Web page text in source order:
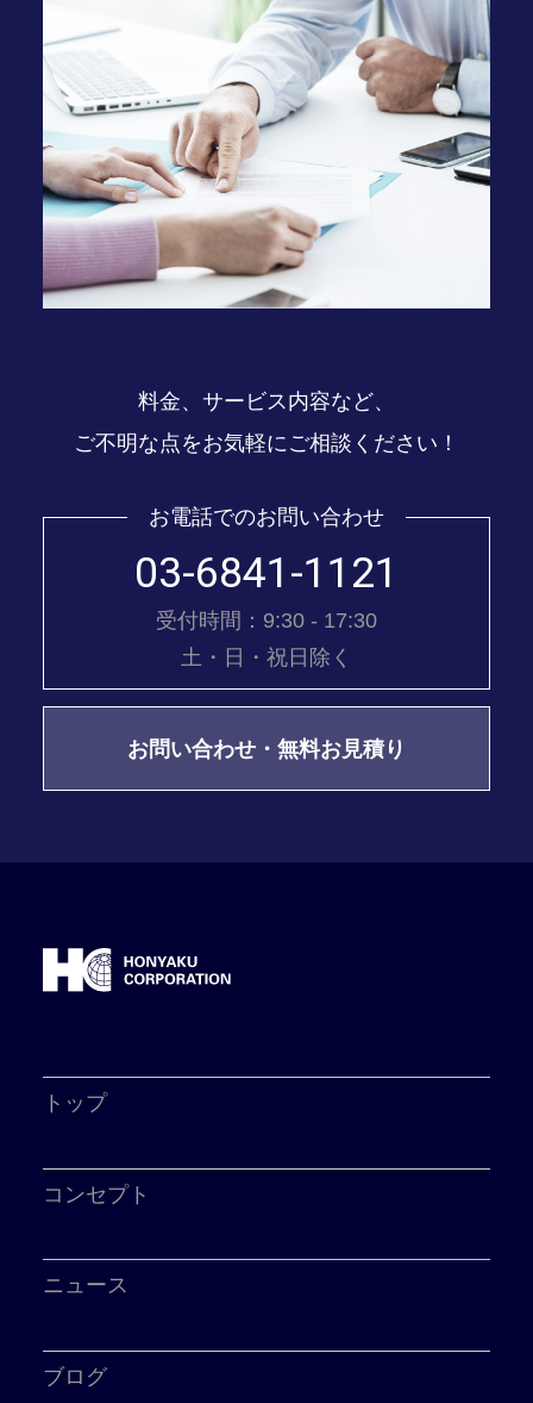
料金、サービス内容など、
ご不明な点をお気軽にご相談ください！
お電話でのお問い合わせ
03-6841-1121
受付時間：9:30 - 17:30
土・日・祝日除く
お問い合わせ・無料お見積り
トップ
コンセプト
ニュース
ブログ